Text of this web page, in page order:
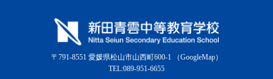
〒791-8551 愛媛県松山市山西町600-1
（GoogleMap）
TEL:089-951-6655